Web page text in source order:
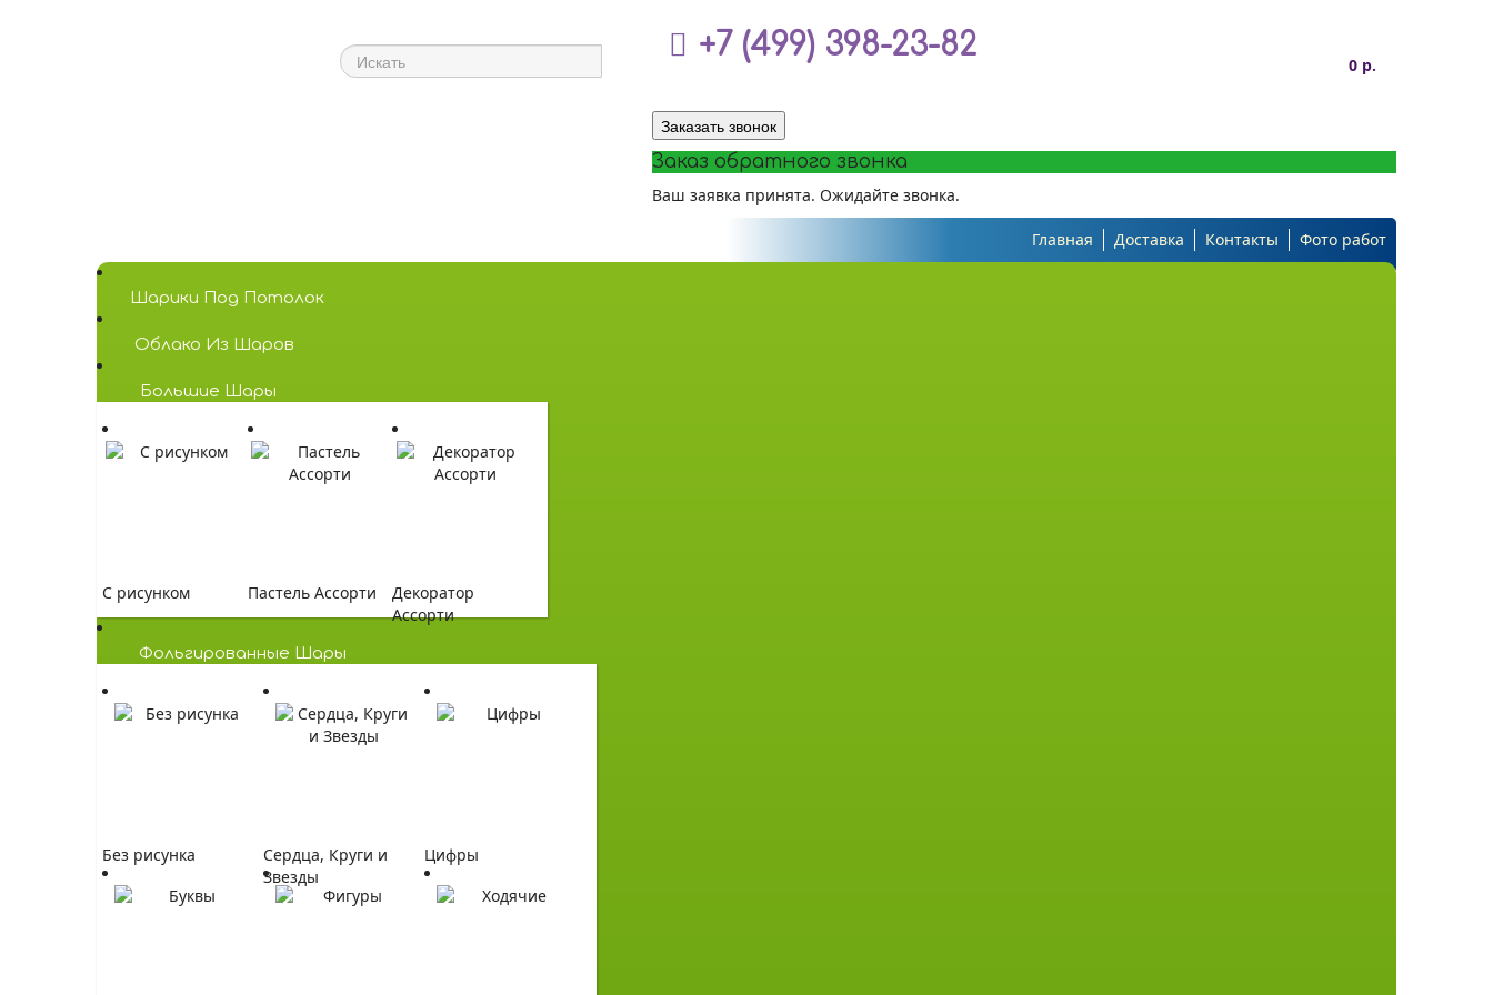
0 р.
+7 (499) 398-23-82
Заказать звонок
Заказ обратного звонка
Ваш заявка принята. Ожидайте звонка.
Главная Доставка Контакты Фото работ
Шарики Под Потолок
Облако Из Шаров
Большие Шары
C рисунком Пастель Ассорти
Декоратор
Ассорти
Фольгированные Шары
Без рисунка
Сердца, Круги и
Звезды
Цифры